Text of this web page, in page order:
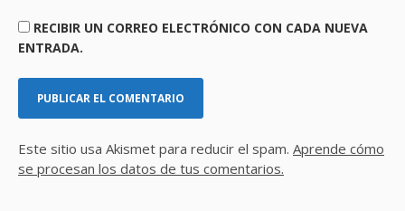
RECIBIR UN CORREO ELECTRÓNICO CON CADA NUEVA
ENTRADA.
Este sitio usa Akismet para reducir el spam. Aprende cómo
se procesan los datos de tus comentarios.